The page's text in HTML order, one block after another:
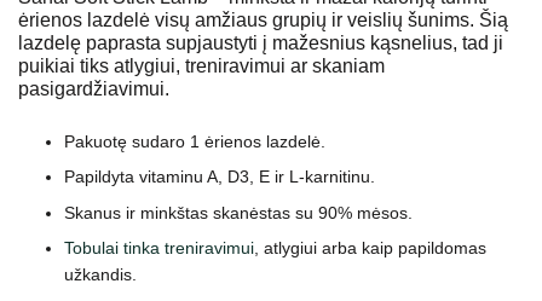
ėrienos lazdelė visų amžiaus grupių ir veislių šunims. Šią
lazdelę paprasta supjaustyti į mažesnius kąsnelius, tad ji
puikiai tiks atlygiui, treniravimui ar skaniam
pasigardžiavimui.
Pakuotę sudaro 1 ėrienos lazdelė.
Papildyta vitaminu A, D3, E ir L-karnitinu.
Skanus ir minkštas skanėstas su 90% mėsos.
Tobulai tinka treniravimui, atlygiui arba kaip papildomas
užkandis.